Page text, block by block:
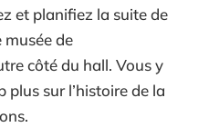
et planifiez la suite de
musée de
côté du hall. Vous y
sur l’histoire de la